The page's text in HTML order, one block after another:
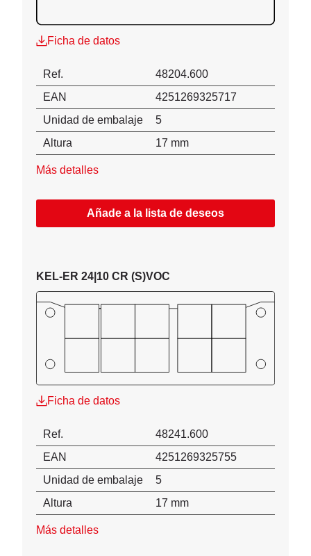
Ficha de datos
Ref.
48204.600
EAN
4251269325717
Unidad de embalaje
5
Altura
17 mm
Más detalles
Añade a la lista de deseos
KEL-ER 24|10 CR (S)VOC
Ficha de datos
Ref.
48241.600
EAN
4251269325755
Unidad de embalaje
5
Altura
17 mm
Más detalles